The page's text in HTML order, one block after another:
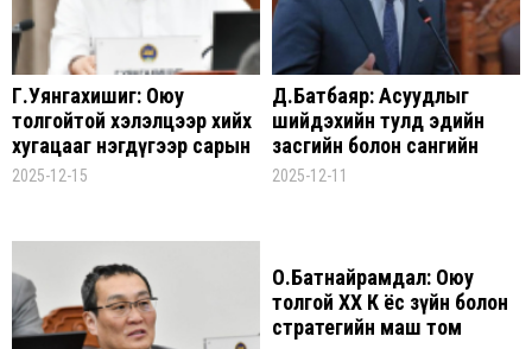
Г.Уянгахишиг: Оюу
толгойтой хэлэлцээр хийх
хугацааг нэгдүгээр сарын
31 хүртэл сунгачихсан
2025-12-15
Д.Батбаяр: Асуудлыг
шийдэхийн тулд эдийн
засгийн болон сангийн
бодлогоо бид өөрчлөх
2025-12-11
О.Батнайрамдал: Оюу
толгой ХХ К ёс зүйн болон
стратегийн маш том